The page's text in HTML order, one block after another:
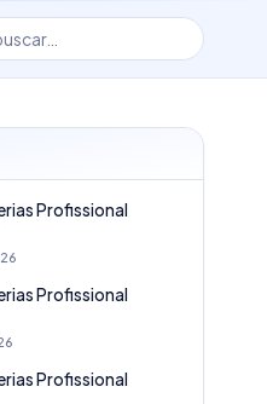
Profissional
Profissional
Profissional